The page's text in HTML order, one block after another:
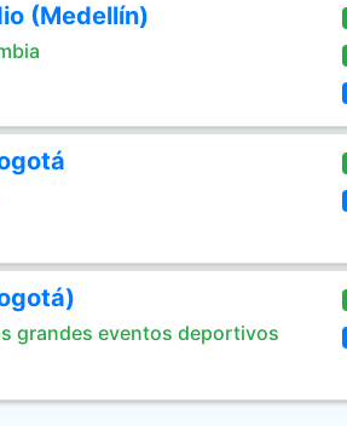
(Medellín)
grandes eventos deportivos